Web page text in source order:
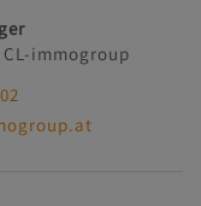
immogroup